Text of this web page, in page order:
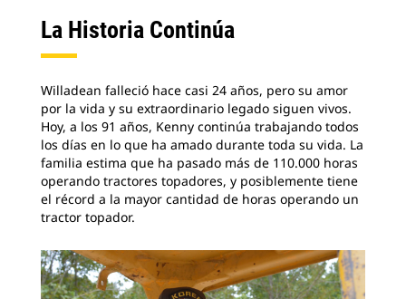
La Historia Continúa
Willadean falleció hace casi 24 años, pero su amor
por la vida y su extraordinario legado siguen vivos.
Hoy, a los 91 años, Kenny continúa trabajando todos
los días en lo que ha amado durante toda su vida. La
familia estima que ha pasado más de 110.000 horas
operando tractores topadores, y posiblemente tiene
el récord a la mayor cantidad de horas operando un
tractor topador.